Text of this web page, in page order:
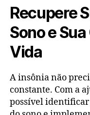
Recupere
Sono e
Vida
A insônia não
constante. Com a
possível identificar